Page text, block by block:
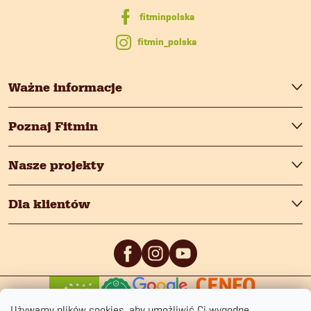
Ważne informacje
Poznaj Fitmin
Nasze projekty
Dla klientów
fitmin_polska